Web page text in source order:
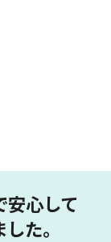
安心して
た。